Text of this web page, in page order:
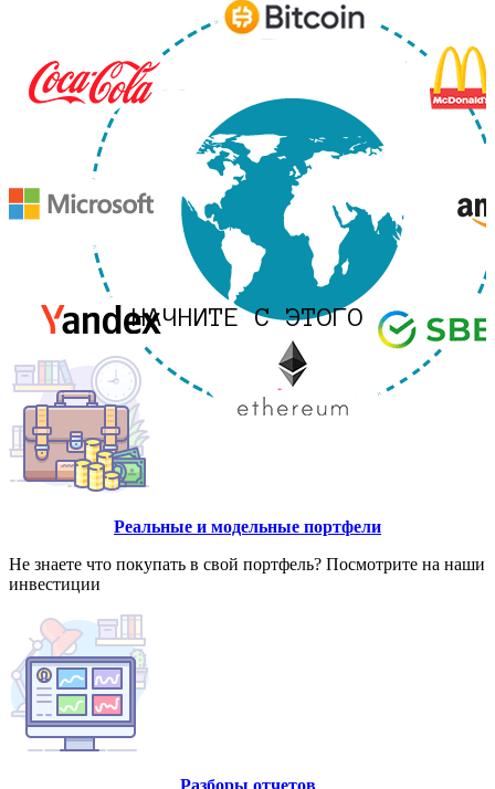
НАЧНИТЕ С ЭТОГО
Реальные и модельные портфели
Не знаете что покупать в свой портфель? Посмотрите на наши
инвестиции